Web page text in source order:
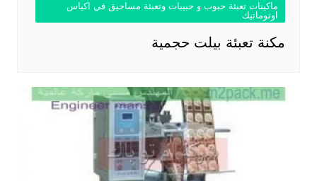
ماكينات تعبئة حبوب و حبيبات وتعبئة مساحيق في اكياس
اوتوماتيك
مكنة تعبئة بيلت حجمية